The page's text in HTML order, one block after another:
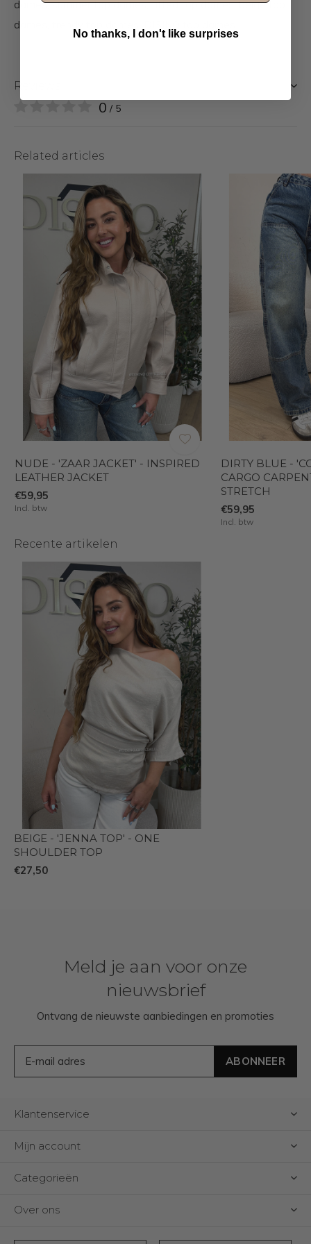
dames, summer top dames, fitted top dames, beige top
dames, trendy top dames, DISINO top dames
Reviews
0 / 5
Related articles
NUDE - 'ZAAR JACKET' - INSPIRED
LEATHER JACKET
€59,95
Incl. btw
DIRTY BLUE -
CARGO
STRETCH
€59,95
Incl. btw
Recente artikelen
BEIGE - 'JENNA TOP' - ONE
SHOULDER TOP
€27,50
Meld je aan voor onze
nieuwsbrief
Ontvang de nieuwste aanbiedingen en promoties
ABONNEER
Klantenservice
Mijn account
Categorieën
Over ons
No thanks, I don't like surprises